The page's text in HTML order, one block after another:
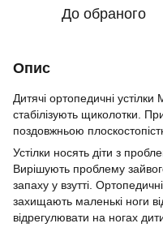
До обраного
Опис
Дитячі ортопедичні
стабілізують щиколотки.
поздовжньою
Устілки носять діти з
Вирішують проблему
запаху у взутті.
захищають маленькі ноги
відрегулювати на ногах